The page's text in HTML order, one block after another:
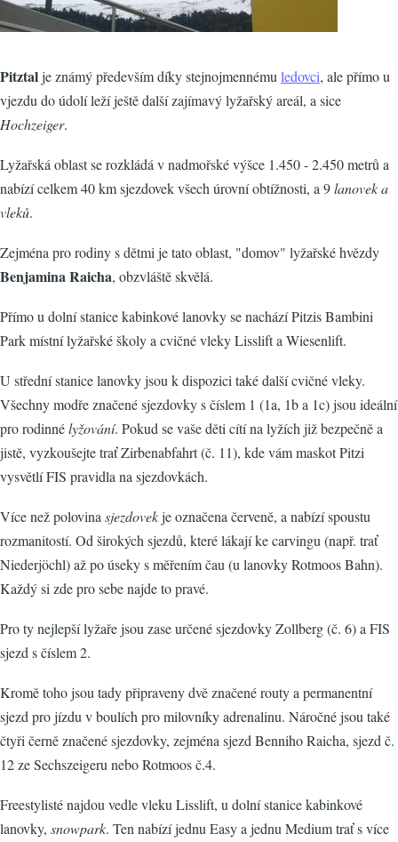
Pitztalje známý především díky stejnojmennému ledovci, ale přímo u
vjezdu do údolí leží ještě další zajímavý lyžařský areál, a sice
Hochzeiger.
Lyžařská oblast se rozkládá v nadmořské výšce 1.450 - 2.450 metrů a
nabízí celkem 40 km sjezdovek všech úrovní obtížnosti, a 9lanovek a
vleků.
Zejména pro rodiny s dětmi je tato oblast, "domov" lyžařské hvězdy
Benjamina Raicha, obzvláště skvělá.
Přímo u dolní stanice kabinkové lanovky se nachází Pitzis Bambini
Park místní lyžařské školy a cvičné vleky Lisslift a Wiesenlift.
U střední stanice lanovky jsou k dispozici také další cvičné vleky.
Všechny modře značené sjezdovky s číslem 1 (1a, 1b a 1c) jsou ideální
pro rodinnélyžování. Pokud se vaše děti cítí na lyžích již bezpečně a
jistě, vyzkoušejte trať Zirbenabfahrt (č. 11), kde vám maskot Pitzi
vysvětlí FIS pravidla na sjezdovkách.
Více než polovina sjezdovekje označena červeně, a nabízí spoustu
rozmanitostí. Od širokých sjezdů, které lákají ke carvingu (např. trať
Niederjöchl) až po úseky s měřením čau (u lanovky Rotmoos Bahn).
Každý si zde pro sebe najde to pravé.
Pro ty nejlepší lyžaře jsou zase určené sjezdovky Zollberg (č. 6) a FIS
sjezd s číslem 2.
Kromě toho jsou tady připraveny dvě značené routy a permanentní
sjezd pro jízdu v boulích pro milovníky adrenalinu. Náročné jsou také
čtyři černě značené sjezdovky, zejména sjezd Benniho Raicha, sjezd č.
12 ze Sechszeigeru nebo Rotmoos č.4.
Freestylisté najdou vedle vleku Lisslift, u dolní stanice kabinkové
lanovky, snowpark. Ten nabízí jednu Easy a jednu Medium trať s více